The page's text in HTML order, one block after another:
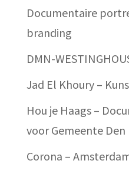
Documentaire
branding
DMN-
Jad El Khoury –
Hou je Haags –
voor Gemeente Den
Corona –